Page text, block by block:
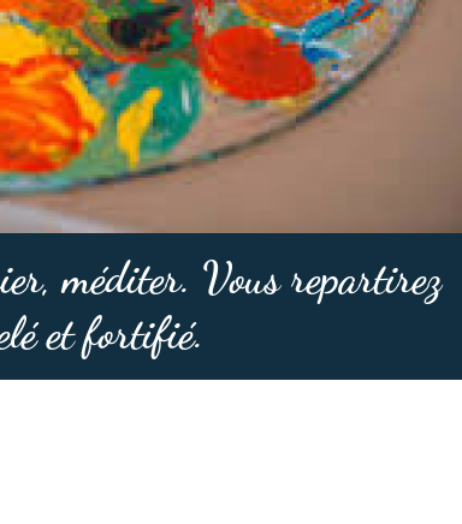
méditer. Vous repartirez
et fortifié.